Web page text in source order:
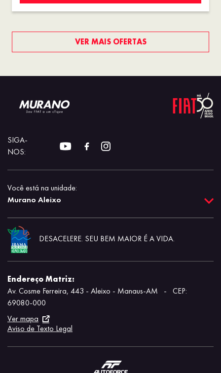
VER MAIS OFERTAS
SIGA-
NOS:
Você está na unidade:
Murano Aleixo
DESACELERE. SEU BEM MAIOR É A VIDA.
Endereço Matriz:
Av. Cosme Ferreira, 443 - Aleixo - Manaus-AM
-
CEP:
69080-000
Ver mapa
Aviso de Texto Legal